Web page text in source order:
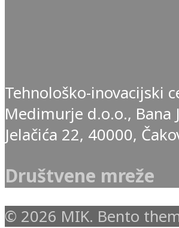
Tehnološko-inovacijski
Medimurje d.o.o., Bana
Jelačića 22, 40000,
Društvene mreže
© 2026 MIK. Bento